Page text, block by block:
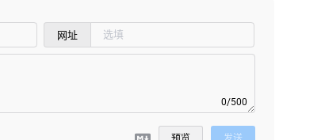
网址
0/500